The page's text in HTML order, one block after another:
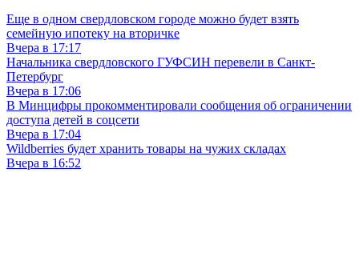
Еще в одном свердловском городе можно будет взять
семейную ипотеку на вторичке
Вчера в 17:17
Начальника свердловского ГУФСИН перевели в Санкт-
Петербург
Вчера в 17:06
В Минцифры прокомментировали сообщения об ограничении
доступа детей в соцсети
Вчера в 17:04
Wildberries будет хранить товары на чужих складах
Вчера в 16:52